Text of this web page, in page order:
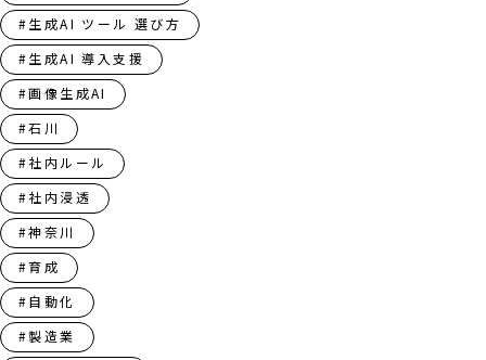
#生成AI ツール 選び方
#生成AI 導入支援
#画像生成AI
#石川
#社内ルール
#社内浸透
#神奈川
#育成
#自動化
#製造業